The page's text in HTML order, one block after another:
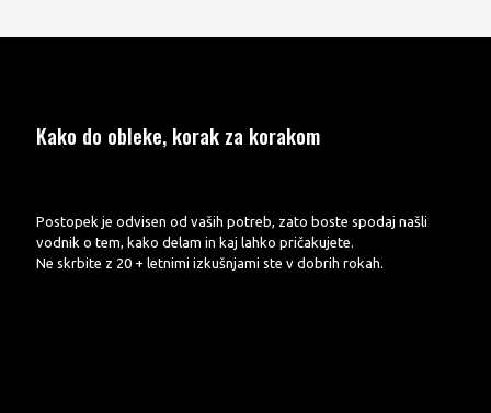
Kako do obleke, korak za korakom
Postopek je odvisen od vaših potreb, zato boste spodaj našli
vodnik o tem, kako delam in kaj lahko pričakujete.
Ne skrbite z 20 + letnimi izkušnjami ste v dobrih rokah.